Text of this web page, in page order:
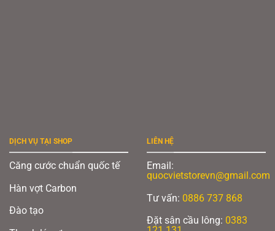
DỊCH VỤ TẠI SHOP
Căng cước chuẩn quốc tế
Hàn vợt Carbon
Đào tạo
LIÊN HỆ
Email:
quocvietstorevn@gmail.com
Tư vấn: 0886 737 868
Đặt sân cầu lông: 0383